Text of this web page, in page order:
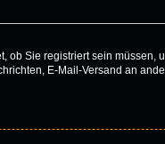
Sie registriert sein
E-Mail-Versand an